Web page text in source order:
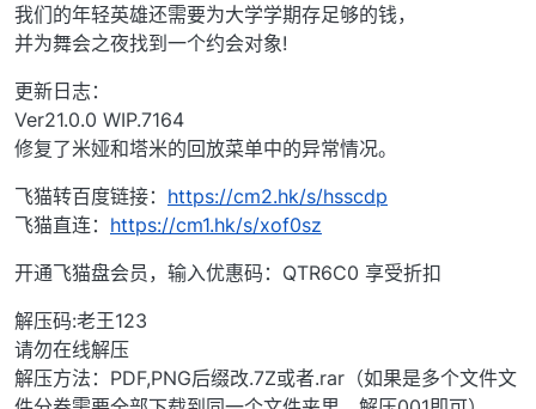
我们的年轻英雄还需要为大学学期存足够的钱，
并为舞会之夜找到一个约会对象!
更新日志：
Ver21.0.0 WIP.7164
修复了米娅和塔米的回放菜单中的异常情况。
飞猫转百度链接： https://cm2.hk/s/hsscdp
飞猫直连： https://cm1.hk/s/xof0sz
开通飞猫盘会员，输入优惠码：QTR6C0 享受折扣
解压码:老王123
请勿在线解压
解压方法：PDF,PNG后缀改.7Z或者.rar（如果是多个文件文